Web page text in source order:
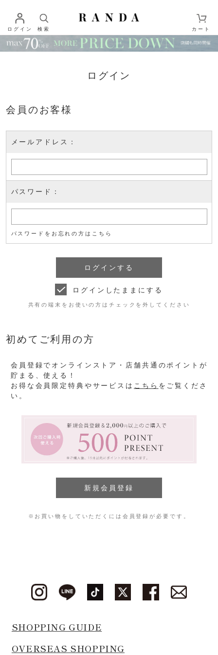
ログイン 検索 カート
ログイン
会員のお客様
メールアドレス：
パスワード：
パスワードをお忘れの方はこちら
ログインしたままにする
共有の端末をお使いの方はチェックを外してください
初めてご利用の方
会員登録でオンラインストア・店舗共通のポイントが
貯まる、使える！
お得な会員限定特典やサービスは こちら をご覧くださ
い。
※お買い物をしていただくには会員登録が必要です。
SHOPPING GUIDE
OVERSEAS SHOPPING